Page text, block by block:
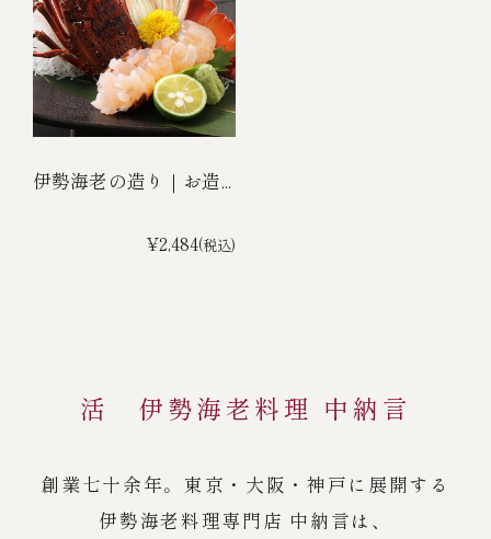
伊勢海老の造り｜お造...
¥2,484(税込)
活 伊勢海老料理 中納言
創業七十余年。東京・大阪・神戸に展開する
伊勢海老料理専門店 中納言は、